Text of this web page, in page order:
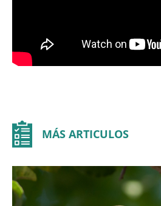
MÁS ARTICULOS